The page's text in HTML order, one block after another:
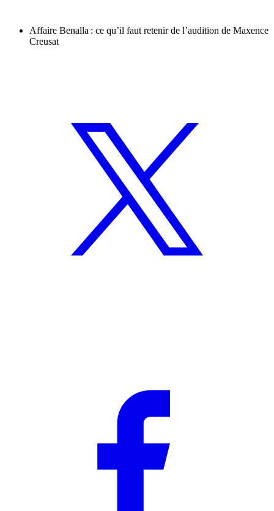
Affaire Benalla : ce qu’il faut retenir de l’audition de Maxence
Creusat